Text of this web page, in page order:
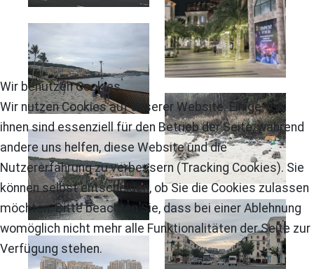
Wir benutzen Cookies
Wir nutzen Cookies auf unserer Website. Einige von
ihnen sind essenziell für den Betrieb der Seite, während
andere uns helfen, diese Website und die
Nutzererfahrung zu verbessern (Tracking Cookies). Sie
können selbst entscheiden, ob Sie die Cookies zulassen
möchten. Bitte beachten Sie, dass bei einer Ablehnung
womöglich nicht mehr alle Funktionalitäten der Seite zur
Verfügung stehen.